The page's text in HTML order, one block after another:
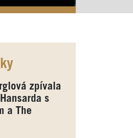
zpívala
s
a The